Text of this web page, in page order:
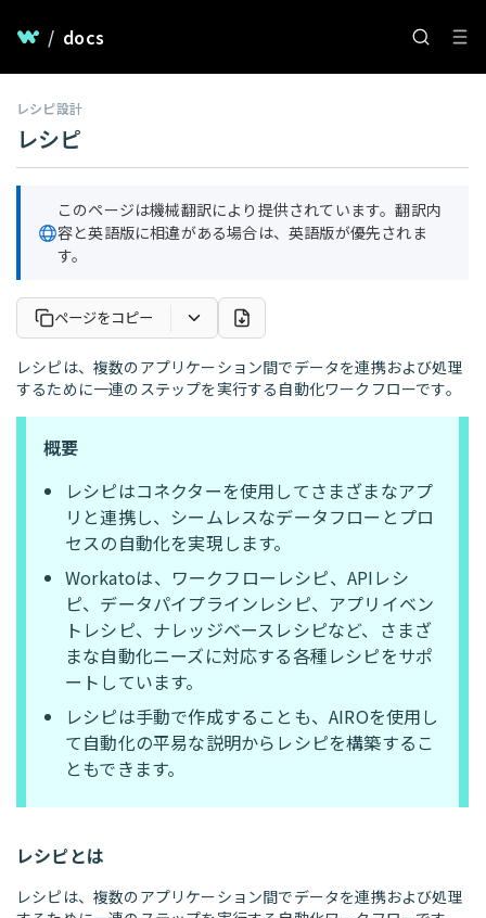
/ docs
レシピ設計
レシピ
このページは機械翻訳により提供されています。翻訳内
容と英語版に相違がある場合は、英語版が優先されま
す。
ページをコピー
レシピは、複数のアプリケーション間でデータを連携および処理
するために一連のステップを実行する自動化ワークフローです。
概要
レシピはコネクターを使用してさまざまなアプ
リと連携し、シームレスなデータフローとプロ
セスの自動化を実現します。
Workatoは、ワークフローレシピ、APIレシ
ピ、データパイプラインレシピ、アプリイベン
トレシピ、ナレッジベースレシピなど、さまざ
まな自動化ニーズに対応する各種レシピをサポ
ートしています。
レシピは手動で作成することも、AIROを使用し
て自動化の平易な説明からレシピを構築するこ
ともできます。
レシピとは
レシピは、複数のアプリケーション間でデータを連携および処理